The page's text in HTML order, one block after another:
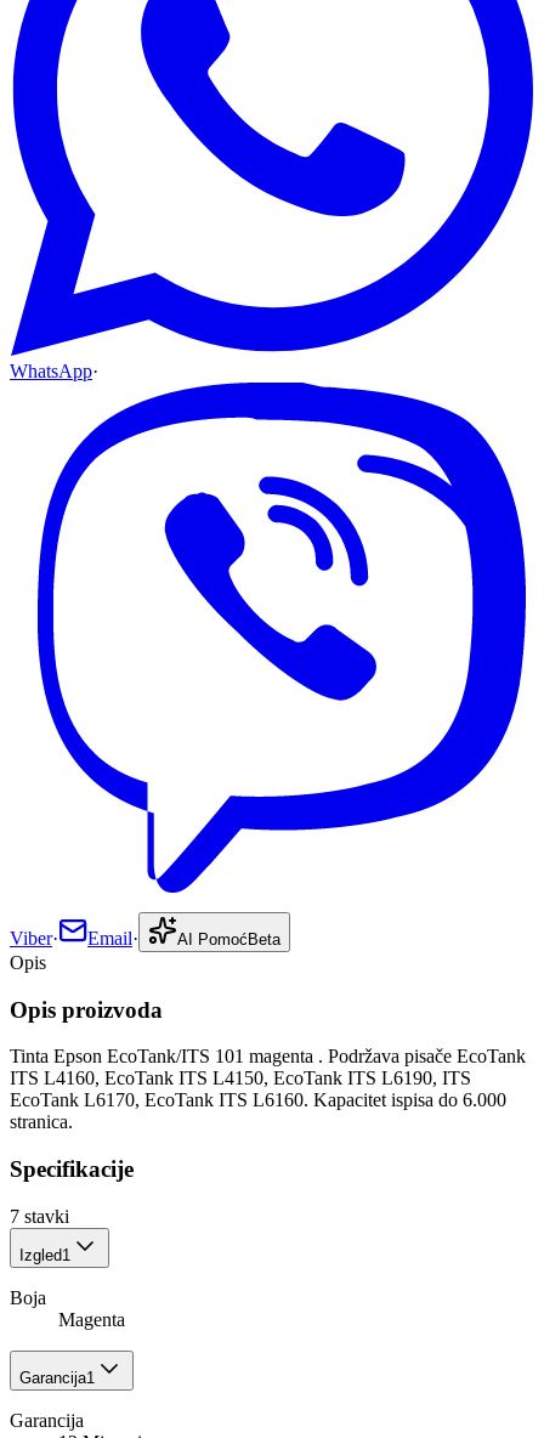
WhatsApp·
Viber· Email· AI Pomoć Beta
Opis
Opis proizvoda
Tinta Epson EcoTank/ITS 101 magenta . Podržava pisače EcoTank
ITS L4160, EcoTank ITS L4150, EcoTank ITS L6190, ITS
EcoTank L6170, EcoTank ITS L6160. Kapacitet ispisa do 6.000
stranica.
Specifikacije
7 stavki
Izgled1
Boja
Magenta
Garancija1
Garancija